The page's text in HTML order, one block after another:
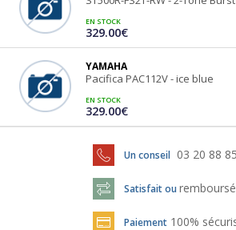
EN STOCK
329.00€
YAMAHA
Pacifica PAC112V - ice blue
EN STOCK
329.00€
Un conseil 03 20 88
Satisfait ou remboursé
Paiement 100%